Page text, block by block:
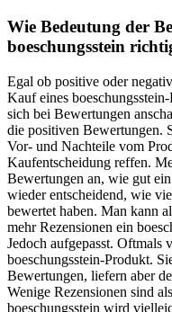
Wie Bedeutung der
boeschungsstein
Egal ob positive oder
Kauf eines
sich bei Bewertungen
die positiven Bewertungen.
Vor- und Nachteile vom
Kaufentscheidung reffen.
Bewertungen an, wie gut
wieder entscheidend, wie
bewertet haben. Man kann
mehr Rezensionen ein
Jedoch aufgepasst. Oftmals
boeschungsstein-Produkt.
Bewertungen, liefern aber
Wenige Rezensionen sind
boeschungsstein wird